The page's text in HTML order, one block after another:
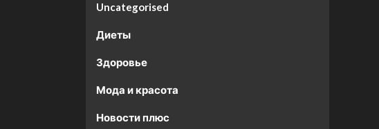
Uncategorised
Диеты
Здоровье
Мода и красота
Новости плюс